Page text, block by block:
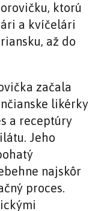
ktorú
a kvíčelári
až do
začala
likérky
a receptúry
Jeho
najskôr
proces.